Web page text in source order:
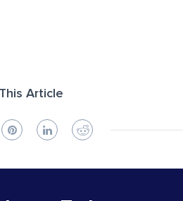
Article